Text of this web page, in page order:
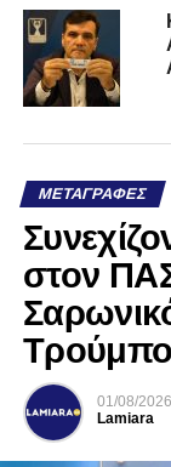
ΜΕΤΑΓΡΑΦΈΣ
στον
01/08/2026
Lamiara